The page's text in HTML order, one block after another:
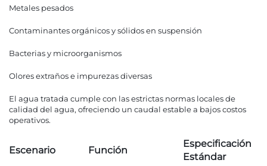
Metales pesados
Contaminantes orgánicos y sólidos en suspensión
Bacterias y microorganismos
Olores extraños e impurezas diversas
El agua tratada cumple con las estrictas normas locales de
calidad del agua, ofreciendo un caudal estable a bajos costos
operativos.
Escenario Función
Especificación
Estándar